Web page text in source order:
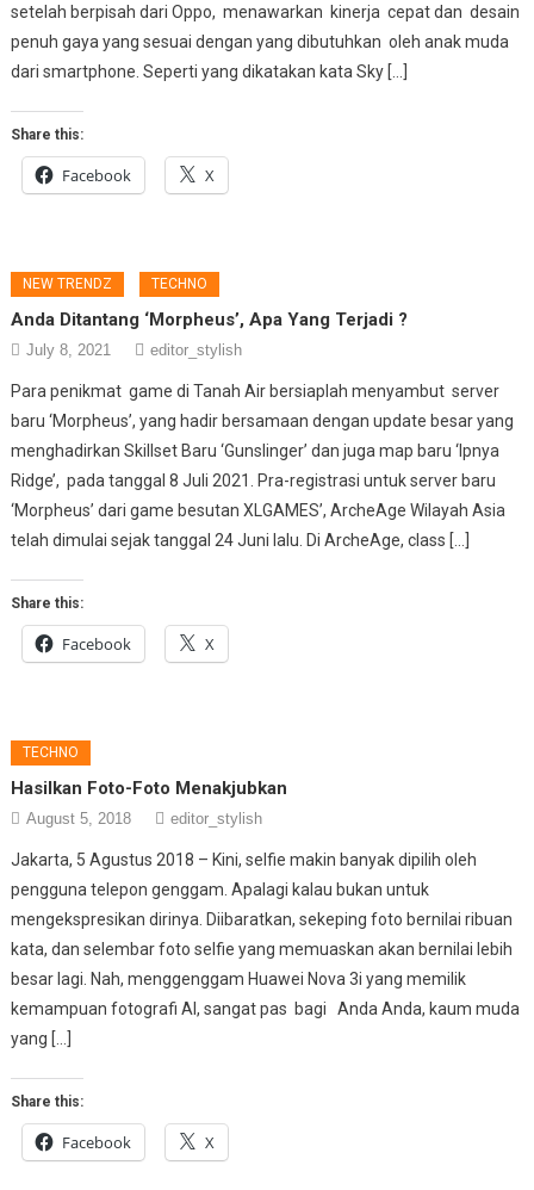
setelah berpisah dari Oppo, menawarkan kinerja cepat dan desain
penuh gaya yang sesuai dengan yang dibutuhkan oleh anak muda
dari smartphone. Seperti yang dikatakan kata Sky […]
Share this:
Facebook X
NEW TRENDZ TECHNO
Anda Ditantang ‘Morpheus’, Apa Yang Terjadi ?
July 8, 2021 editor_stylish
Para penikmat game di Tanah Air bersiaplah menyambut server
baru ‘Morpheus’, yang hadir bersamaan dengan update besar yang
menghadirkan Skillset Baru ‘Gunslinger’ dan juga map baru ‘Ipnya
Ridge’, pada tanggal 8 Juli 2021. Pra-registrasi untuk server baru
‘Morpheus’ dari game besutan XLGAMES’, ArcheAge Wilayah Asia
telah dimulai sejak tanggal 24 Juni lalu. Di ArcheAge, class […]
Share this:
Facebook X
TECHNO
Hasilkan Foto-Foto Menakjubkan
August 5, 2018 editor_stylish
Jakarta, 5 Agustus 2018 – Kini, selfie makin banyak dipilih oleh
pengguna telepon genggam. Apalagi kalau bukan untuk
mengekspresikan dirinya. Diibaratkan, sekeping foto bernilai ribuan
kata, dan selembar foto selfie yang memuaskan akan bernilai lebih
besar lagi. Nah, menggenggam Huawei Nova 3i yang memilik
kemampuan fotografi AI, sangat pas bagi Anda Anda, kaum muda
yang […]
Share this:
Facebook X